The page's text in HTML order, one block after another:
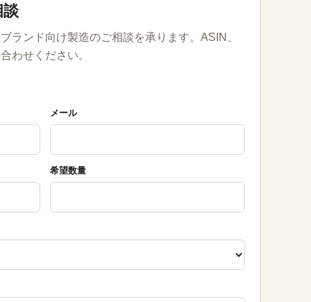
談
ランド向け製造のご相談を承ります。ASIN、
わせください。
メール
希望数量